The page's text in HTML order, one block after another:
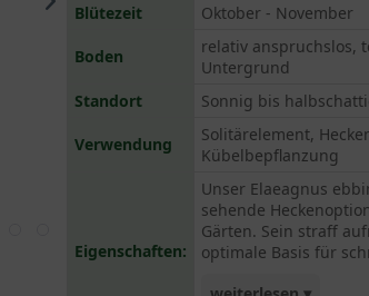
Blütezeit
Oktober - November
Boden
relativ anspruchslos,
Untergrund
Standort
Sonnig bis
Verwendung
Solitärelement,
Kübelbepflanzung
Eigenschaften:
Unser Elaeagnus
sehende
Gärten. Sein straff
optimale Basis für